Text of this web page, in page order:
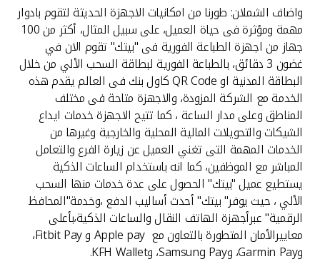
واضاف الشملان: طورنا من امكانيات الاجهزة الحديثة لتقوم بادوار
مهمة ومؤثرة فى حياة العميل، على سبيل المثال، أكثر من 100
جهاز من اجهزة الطباعة الفورية فى "بيتك" تقوم الان في
غضون 3 دقائق، بالطباعة الفورية لبطاقة السحب الألي من خلال
البطاقة المدنية او QR Code كاول بنك فى العالم يقدم هذه
الخدمة مع الشركة المزودة، والاجهزة متاحة فى مختلف
المناطق وعلى مدار الساعة ، كما تتيح الاجهزة خدمات ايداع
الشيكات والتحويلات المالية المحلية والخارجية وغيرها من
الخدمات المهمة التى تغني العميل عن زيارة الفرع والتعامل
المباشر مع الموظفين، كما انه باستخدام الساعات الذكية
يستطيع عميل "بيتك" الحصول على عدة خدمات منها السحب
الألي ، حيث يوفر" بيتك" أحدث أساليب الدفع ،وخدمة"المحافظ
الرقمية" عبرأجهزة الهاتف النقال والساعات الذكية،بأعلى
معاييرالأمان المتطورة بالتعاون مع Apple pay و Fitbit Pay،
وGarmin Pay، وSamsung Pay، وKFH Wallet.